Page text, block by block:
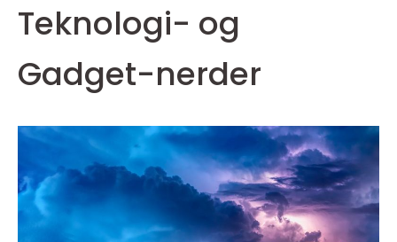
Teknologi- og
Gadget-nerder